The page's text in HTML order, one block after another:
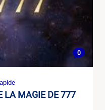
0
LA MAGIE DE 777